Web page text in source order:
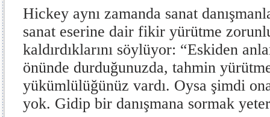
Hickey aynı zamanda sanat
sanat eserine dair fikir yürütme
kaldırdıklarını söylüyor: “Eskiden
önünde durduğunuzda, tahmin
yükümlülüğünüz vardı. Oysa şimdi
yok. Gidip bir danışmana sormak